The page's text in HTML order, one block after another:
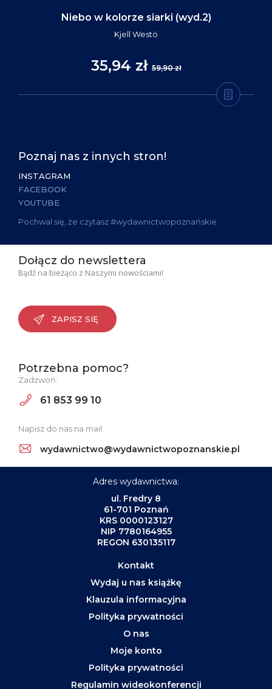
Niebo w kolorze siarki (wyd.2)
Kjell Westö
35,94 zł 59,90 zł
Poznaj nas z innych stron!
INSTAGRAM
FACEBOOK
YOUTUBE
Pochwal się, że czytasz #wydawnictwopoznańskie
Dołącz do newslettera
Bądź na bieżąco z Naszymi nowościami!
ZAPISZ SIĘ
Potrzebna pomoc?
Zadzwoń:
61 853 99 10
Napisz do nas na mail:
wydawnictwo@wydawnictwopoznanskie.pl
Adres wydawnictwa:
ul. Fredry 8
61-701 Poznań
KRS 0000123127
NIP 7780164955
REGON 630135117
Kontakt
Wydaj u nas książkę
Klauzula informacyjna
Polityka prywatności
O nas
Moje konto
Polityka prywatności
Regulamin wideokonferencji